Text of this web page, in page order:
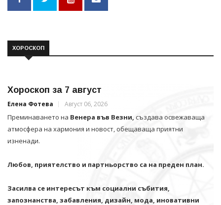
ХОРОСКОП
Хороскоп за 7 август
Елена Фотева Август 06, 2026
Преминаването на Венера във Везни, създава освежаваща
атмосфера на хармония и новост, обещаваща приятни
изненади.
Любов, приятелство и партньорство са на преден план.
Засилва се интересът към социални събития,
запознанства, забавления, дизайн, мода, иновативни